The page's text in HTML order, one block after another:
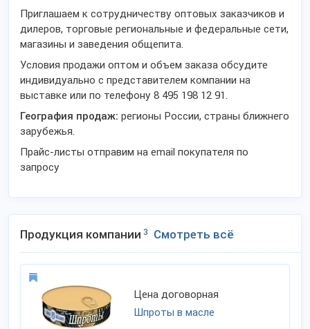
Приглашаем к сотрудничеству оптовых заказчиков и
дилеров, торговые региональные и федеральные сети,
магазины и заведения общепита.
Условия продажи оптом и объем заказа обсудите
индивидуально с представителем компании на
выставке или по телефону 8 495 198 12 91.
География продаж: регионы России, страны ближнего
зарубежья.
Прайс-листы отправим на email покупателя по
запросу
Продукция компании 3 Смотреть всё
Цена договорная
Шпроты в масле